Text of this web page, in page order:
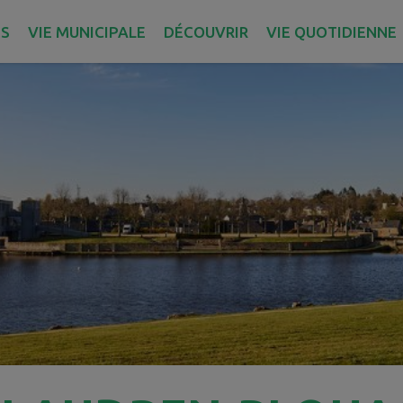
VIE MUNICIPALE DÉCOUVRIR VIE QUOTIDIENNE